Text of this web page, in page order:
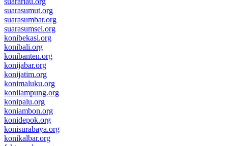
suarasumut.org
suarasumbar.org
suarasumsel.org
konibekasi.org
konibali.org
konibanten.org
konijabar.org
konijatim.org
konimaluku.org
konilampung.org
konipalu.org
koniambon.org
konidepok.org
konisurabaya.org
konikalbar.org